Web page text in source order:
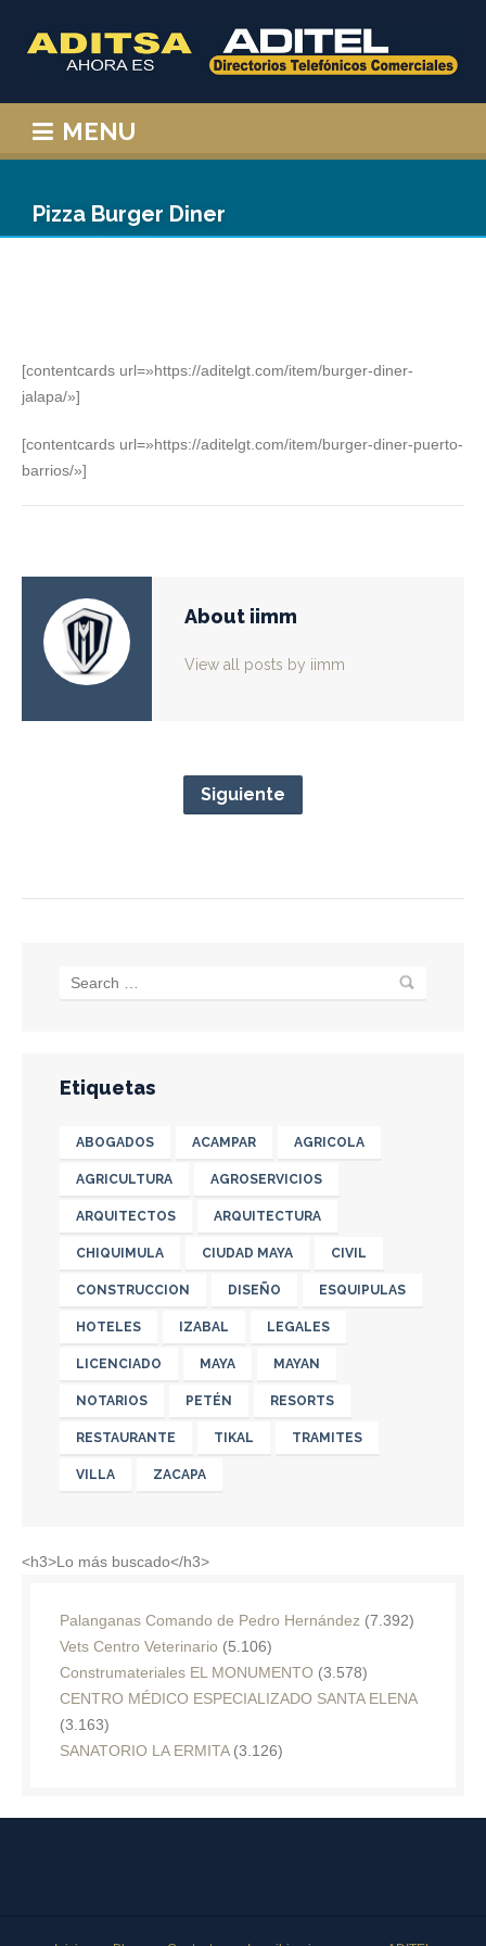
MENU
Pizza Burger Diner
[contentcards url=»https://aditelgt.com/item/burger-diner-
jalapa/»]
[contentcards url=»https://aditelgt.com/item/burger-diner-puerto-
barrios/»]
About iimm
View all posts by iimm
Siguiente
Etiquetas
ABOGADOS ACAMPAR AGRICOLA
AGRICULTURA AGROSERVICIOS
ARQUITECTOS ARQUITECTURA
CHIQUIMULA CIUDAD MAYA CIVIL
CONSTRUCCION DISEÑO ESQUIPULAS
HOTELES IZABAL LEGALES
LICENCIADO MAYA MAYAN
NOTARIOS PETÉN RESORTS
RESTAURANTE TIKAL TRAMITES
VILLA ZACAPA
<h3>Lo más buscado</h3>
Palanganas Comando de Pedro Hernández (7.392)
Vets Centro Veterinario (5.106)
Construmateriales EL MONUMENTO (3.578)
CENTRO MÉDICO ESPECIALIZADO SANTA ELENA
(3.163)
SANATORIO LA ERMITA (3.126)